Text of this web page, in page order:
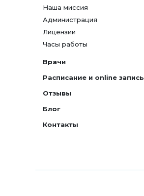
Наша миссия
Администрация
Лицензии
Часы работы
Врачи
Расписание и online запись
Отзывы
Блог
Контакты